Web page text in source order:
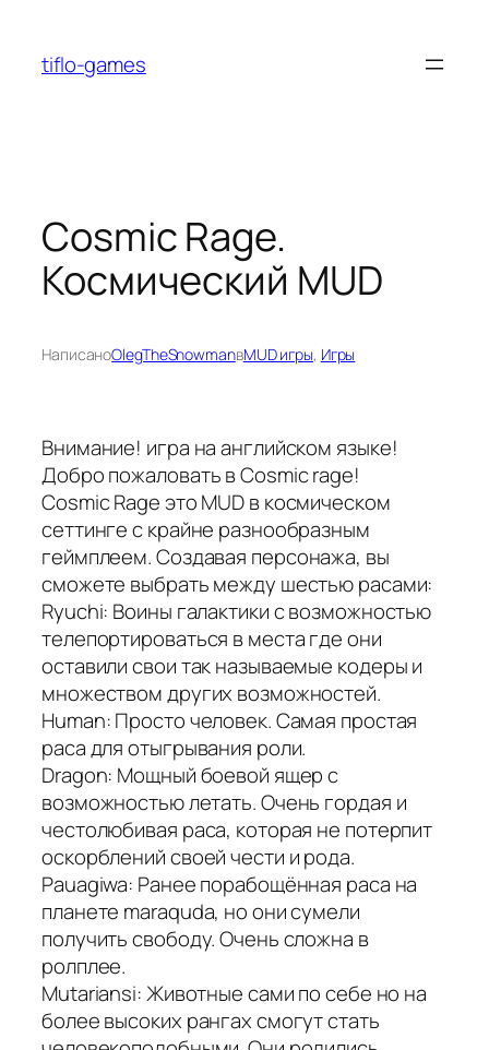
содержимому
tiflo-games
Cosmic Rage.
Космический MUD
НаписаноOlegTheSnowmanвMUD игры, Игры
Внимание! игра на английском языке!
Добро пожаловать в Cosmic rage!
Cosmic Rage это MUD в космическом
сеттинге с крайне разнообразным
геймплеем.Создавая персонажа, вы
сможете выбрать между шестью расами:
Ryuchi: Воины галактики с возможностью
телепортироваться в места где они
оставили свои так называемые кодеры и
множеством других возможностей.
Human: Просто человек. Самая простая
раса для отыгрывания роли.
Dragon: Мощный боевой ящер с
возможностью летать. Очень гордая и
честолюбивая раса, которая не потерпит
оскорблений своей чести и рода.
Pauagiwa: Ранее порабощённая раса на
планете maraquda, но они сумели
получить свободу. Очень сложна в
ролплее.
Mutariansi: Животные сами по себе но на
более высоких рангах смогут стать